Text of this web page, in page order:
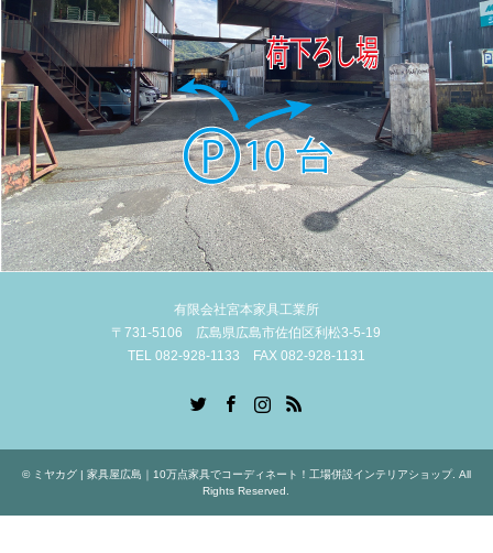
有限会社宮本家具工業所
〒731-5106 広島県広島市佐伯区利松3-5-19
TEL 082-928-1133 FAX 082-928-1131
RSS
© ミヤカグ | 家具屋広島｜10万点家具でコーディネート！工場併設インテリアショップ. All
Rights Reserved.